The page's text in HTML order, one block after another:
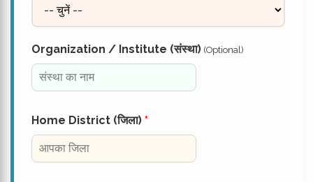
Organization / Institute (संस्था) (Optional)
Home District (जिला) *